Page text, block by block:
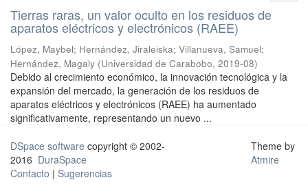
Tierras raras, un valor oculto en los residuos de
aparatos eléctricos y electrónicos (RAEE)
López, Maybel; Hernández, Jiraleiska; Villanueva, Samuel;
Hernández, Magaly (Universidad de Carabobo, 2019-08)
Debido al crecimiento económico, la innovación tecnológica y la
expansión del mercado, la generación de los residuos de
aparatos eléctricos y electrónicos (RAEE) ha aumentado
significativamente, representando un nuevo ...
DSpace software copyright © 2002-
2016 DuraSpace
Contacto | Sugerencias
Theme by
Atmire